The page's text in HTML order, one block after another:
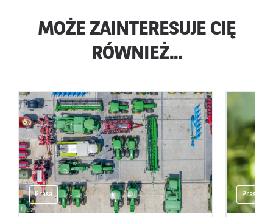
MOŻE ZAINTERESUJE CIĘ
RÓWNIEŻ...
Prasa Prasa